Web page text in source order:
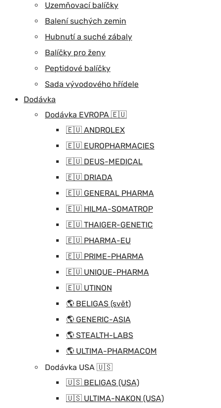
Uzemňovací balíčky
Balení suchých zemin
Hubnutí a suché zábaly
Balíčky pro ženy
Peptidové balíčky
Sada vývodového hřídele
Dodávka
Dodávka EVROPA 🇪🇺
🇪🇺 ANDROLEX
🇪🇺 EUROPHARMACIES
🇪🇺 DEUS-MEDICAL
🇪🇺 DRIADA
🇪🇺 GENERAL PHARMA
🇪🇺 HILMA-SOMATROP
🇪🇺 THAIGER-GENETIC
🇪🇺 PHARMA-EU
🇪🇺 PRIME-PHARMA
🇪🇺 UNIQUE-PHARMA
🇪🇺 UTINON
🌎 BELIGAS (svět)
🌎 GENERIC-ASIA
🌎 STEALTH-LABS
🌎 ULTIMA-PHARMACOM
Dodávka USA 🇺🇸
🇺🇸 BELIGAS (USA)
🇺🇸 ULTIMA-NAKON (USA)